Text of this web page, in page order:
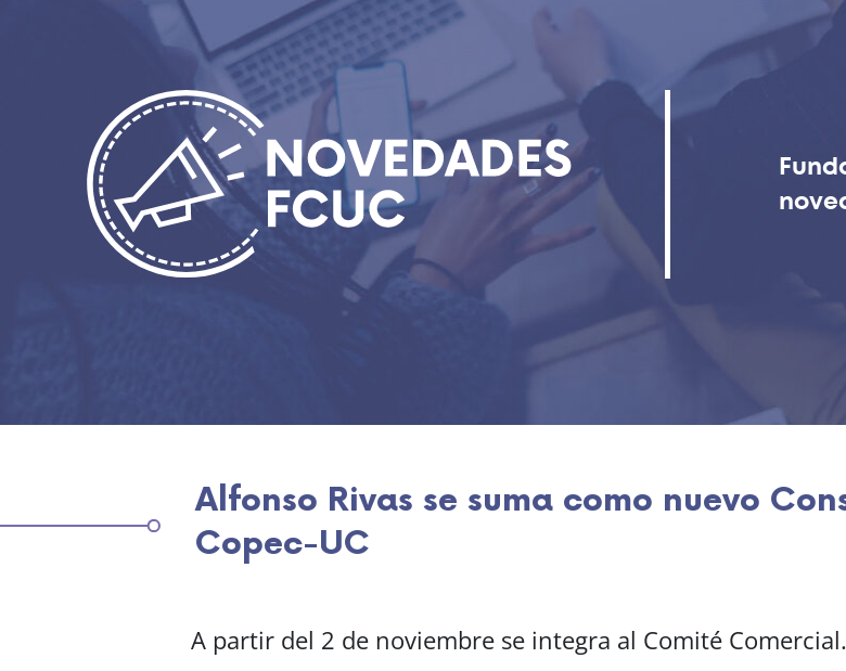
Alfonso Rivas se suma como nuevo
Copec-UC
A partir del 2 de noviembre se integra al Comité Comercial.